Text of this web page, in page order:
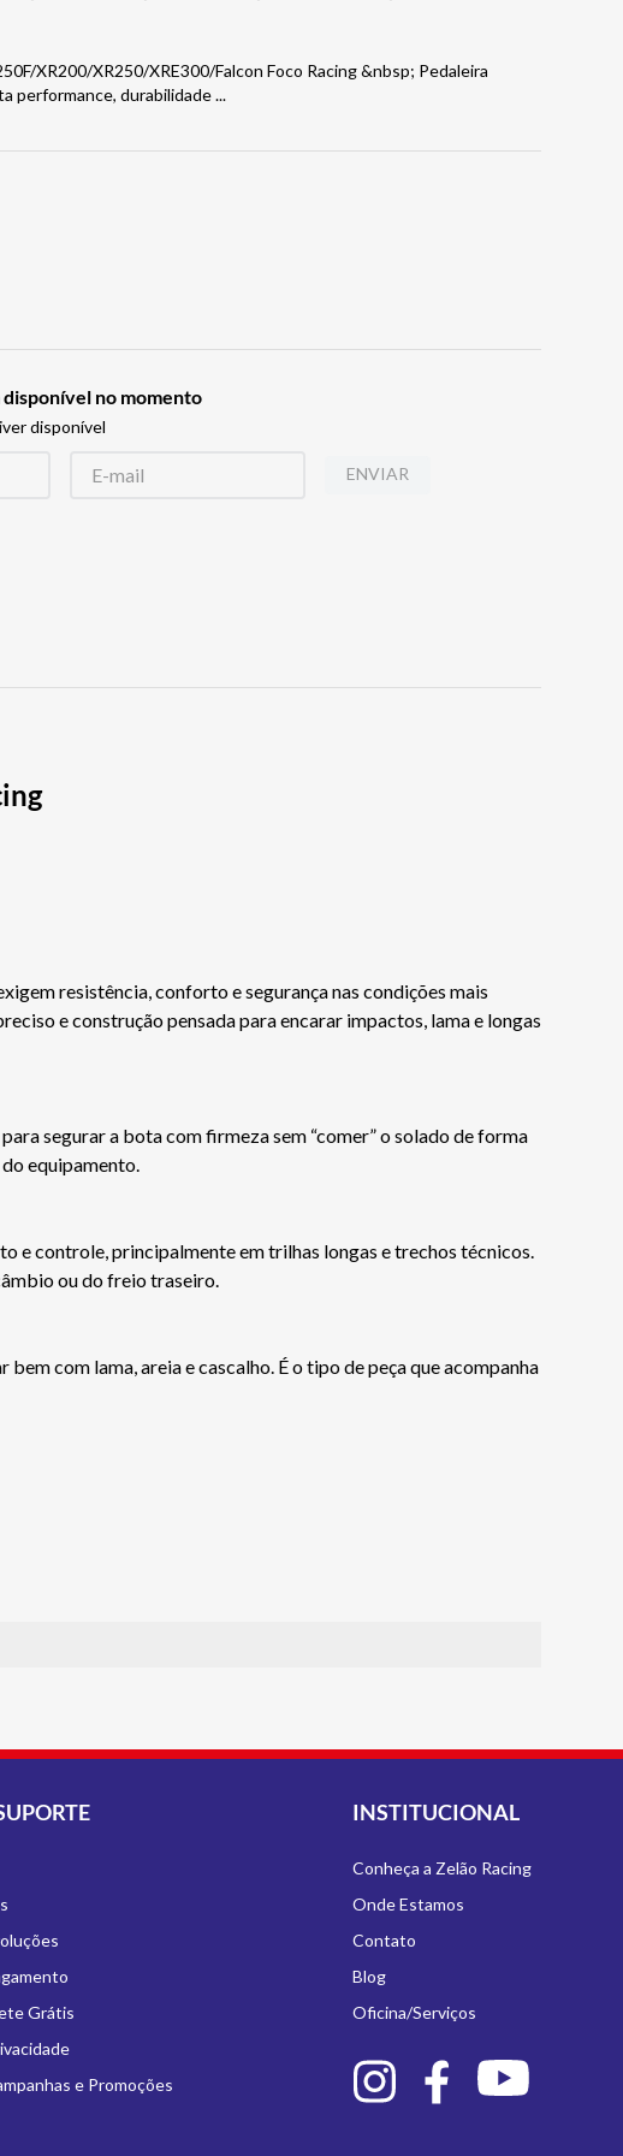
XR200/XR250/XRE300/Falcon Foco Racing &nbsp; Pedaleira
performance, durabilidade...
no momento
disponível
ENVIAR
resistência, conforto e segurança nas condições mais
e construção pensada para encarar impactos, lama e longas
segurar a bota com firmeza sem “comer” o solado de forma
equipamento.
e controle, principalmente em trilhas longas e trechos técnicos.
ou do freio traseiro.
com lama, areia e cascalho. É o tipo de peça que acompanha
Grátis
e Promoções
INSTITUCIONAL
Conheça a Zelão Racing
Onde Estamos
Contato
Blog
Oficina/Serviços